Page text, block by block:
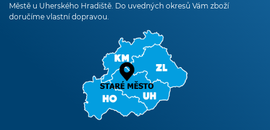
Městě u Uherského Hradiště. Do uvedných okresů Vám zboží
doručíme vlastní dopravou.